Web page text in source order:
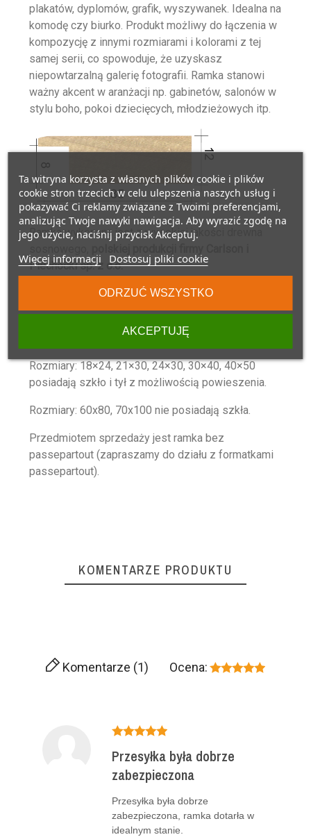
plakatów, dyplomów, grafik, wyszywanek. Idealna na
komodę czy biurko. Produkt możliwy do łączenia w
kompozycję z innymi rozmiarami i kolorami z tej
samej serii, co spowoduje, że uzyskasz
niepowtarzalną galerię fotografii. Ramka stanowi
ważny akcent w aranżacji np. gabinetów, salonów w
stylu boho, pokoi dziecięcych, młodzieżowych itp.
Ramka wykonana jest z wysokiej jakości drewna
Piechocki sp. z o.o.
tył z możliwością postawienia lub powieszenia.
Rozmiary: 18×24, 21×30, 24×30, 30×40, 40×50
posiadają szkło i tył z możliwością powieszenia.
Rozmiary: 60x80, 70x100 nie posiadają szkła.
Przedmiotem sprzedaży jest ramka bez
passepartout (zapraszamy do działu z formatkami
passepartout).
KOMENTARZE PRODUKTU
Komentarze (1) Ocena:
Przesyłka była dobrze
zabezpieczona
Przesyłka była dobrze
zabezpieczona, ramka dotarła w
idealnym stanie.
Ta witryna korzysta z własnych plików cookie i plików
cookie stron trzecich w celu ulepszenia naszych usług i
pokazywać Ci reklamy związane z Twoimi preferencjami,
analizując Twoje nawyki nawigacja. Aby wyrazić zgodę na
jego użycie, naciśnij przycisk Akceptuj.
Więcej informacji Dostosuj pliki cookie
ODRZUĆ WSZYSTKO
AKCEPTUJĘ